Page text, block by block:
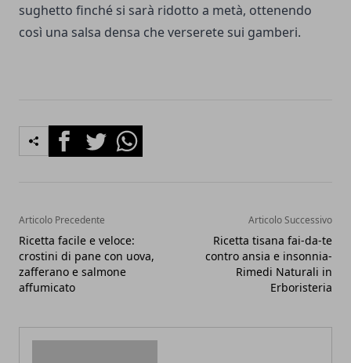
sughetto finché si sarà ridotto a metà, ottenendo
così una salsa densa che verserete sui gamberi.
FacebookTwitterWhatsapp
Articolo Precedente
Ricetta facile e veloce:
crostini di pane con uova,
zafferano e salmone
affumicato
Articolo Successivo
Ricetta tisana fai-da-te
contro ansia e insonnia-
Rimedi Naturali in
Erboristeria